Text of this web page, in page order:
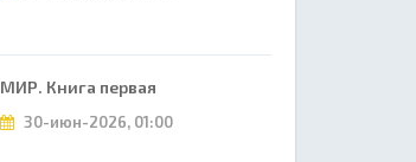
МИР. Книга первая
30-июн-2026, 01:00